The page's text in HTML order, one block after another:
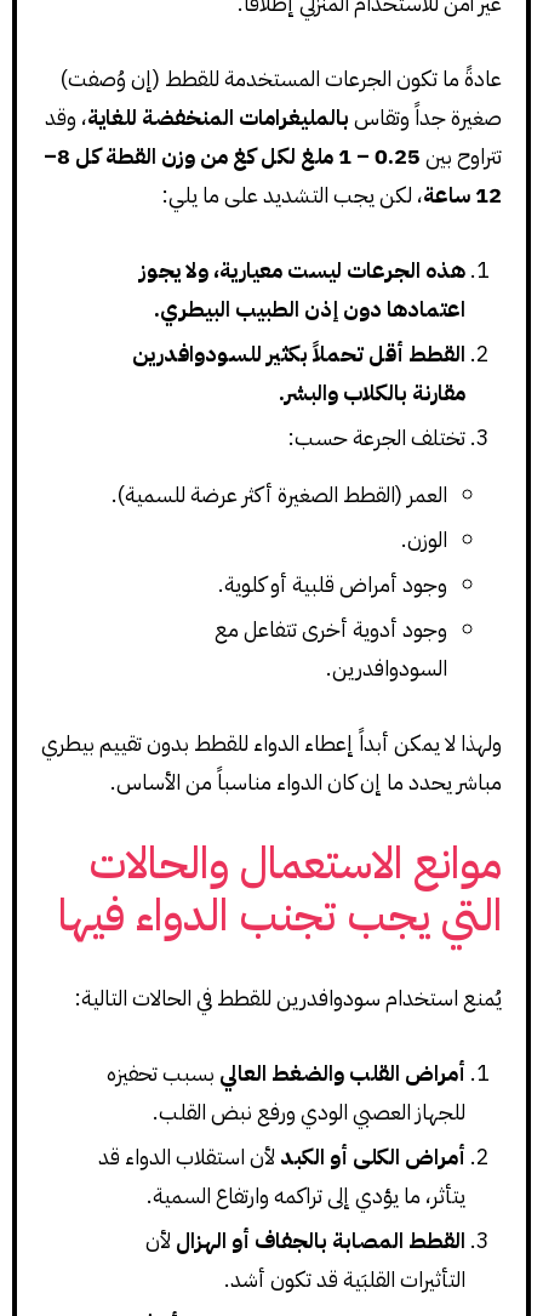
عادةً ما تكون الجرعات المستخدمة للقطط (إن وُصفت)
صغيرة جداً وتقاسبالمليغرامات المنخفضة للغاية، وقد
تتراوح بين
0.25 – 1 ملغ لكل كغ من وزن القطة كل 8–
12 ساعة
، لكن يجب التشديد على ما يلي:
هذه الجرعات ليست معيارية، ولا يجوز
اعتمادها دون إذن الطبيب البيطري.
القطط أقل تحملاً بكثير للسودوافدرين
مقارنة بالكلاب والبشر.
تختلف الجرعة حسب:
العمر (القطط الصغيرة أكثر عرضة للسمية).
الوزن.
وجود أمراض قلبية أو كلوية.
وجود أدوية أخرى تتفاعل مع
السودوافدرين.
ولهذا لا يمكن أبداً إعطاء الدواء للقطط بدون تقييم بيطري
مباشر يحدد ما إن كان الدواء مناسباً من الأساس.
موانع الاستعمال والحالات
التي يجب تجنب الدواء فيها
يُمنع استخدام سودوافدرين للقطط في الحالات التالية:
أمراض القلب والضغط العالي بسبب تحفيزه
للجهاز العصبي الودي ورفع نبض القلب.
أمراض الكلى أو الكبد لأن استقلاب الدواء قد
يتأثر، ما يؤدي إلى تراكمه وارتفاع السمية.
القطط المصابة بالجفاف أو الهزال لأن
التأثيرات القلبَية قد تكون أشد.